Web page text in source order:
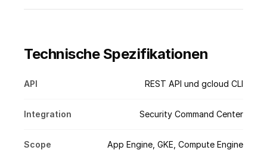
Technische Spezifikationen
API REST API und gcloud CLI
Integration Security Command Center
Scope App Engine, GKE, Compute Engine